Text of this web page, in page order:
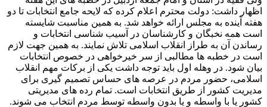
اظهار داشت: دولت محترم اعلام کرده که لایحه جامع انتخابات تا دو
هفته آینده به مجلس ارائه خواهد شد. به همین مناسبت شایسته
است همه نخبگان و کارشناسان در آسیب شناسی انتخابات و
رساندن آن به طراز انقلاب اسلامی تلاش نمایند. به همین جهت لازم
است در خطبه ها مطالبی از سر خیرخواهی در خصوص انتخابات
بیان شود. در وهله اول باید توجه داشت یکی از برکات مهم انقلاب
اسلامی، حضور مردم در عرصه های حساس تصمیم گیری برای
مدیریت کشور از طریق انتخابات است. تمام رده های مدیریتی
کشور یا با واسطه و یا بدون واسطه توسط مردم انتخاب می شوند.